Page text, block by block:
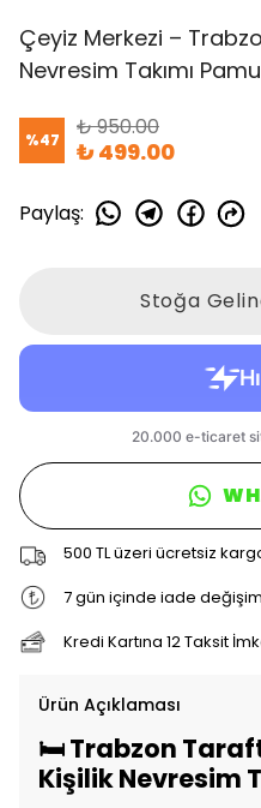
Çeyiz Merkezi –
Nevresim Takımı
%47 ₺ 950.00
₺ 499.00
Paylaş:
Stoğa
500 TL üzeri ücretsiz
7 gün içinde iade değişim
Kredi Kartına 12 Taksit
Ürün Açıklaması
🛏️ Trabzon
Kişilik Nevresim